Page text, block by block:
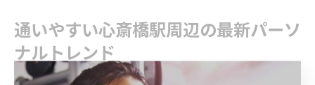
通いやすい心斎橋駅周辺の最新パーソ
ナルトレンド